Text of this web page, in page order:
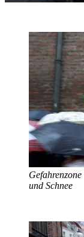
und Schnee